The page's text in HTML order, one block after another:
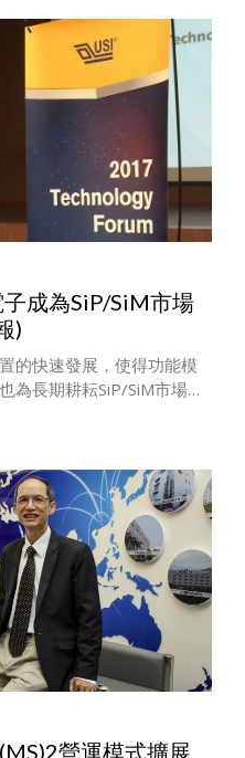
成為SiP/SiM市場
)
的快速發展，使得功能模
為長期耕耘SiP/SiM市場的
機。特別是，藉由與日月
居市場領導地位，並將以
注於開發完整的解決方
化優勢創造更高的附加價
營運模式擴展